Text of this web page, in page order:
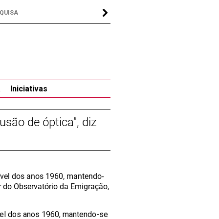
Iniciativas
de óptica", diz
dos anos 1960, mantendo-
Observatório da Emigração,
dos anos 1960, mantendo-se